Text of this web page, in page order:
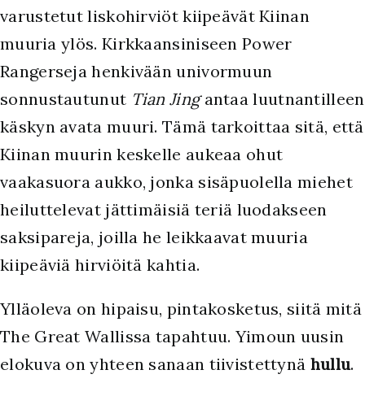
varustetut liskohirviöt kiipeävät Kiinan
muuria ylös. Kirkkaansiniseen Power
Rangerseja henkivään univormuun
sonnustautunut Tian Jingantaa luutnantilleen
käskyn avata muuri. Tämä tarkoittaa sitä, että
Kiinan muurin keskelle aukeaa ohut
vaakasuora aukko, jonka sisäpuolella miehet
heiluttelevat jättimäisiä teriä luodakseen
saksipareja, joilla he leikkaavat muuria
kiipeäviä hirviöitä kahtia.
Ylläoleva on hipaisu, pintakosketus, siitä mitä
The Great Wallissa tapahtuu. Yimoun uusin
elokuva on yhteen sanaan tiivistettynä hullu.